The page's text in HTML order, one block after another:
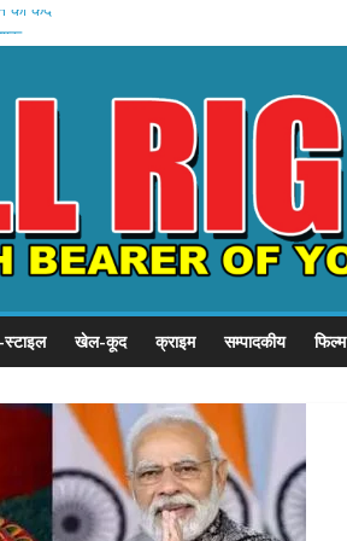
को कैद
शुरू
से गुहार
संवाद
खेल-कूद क्राइम सम्पादकीय फिल्म